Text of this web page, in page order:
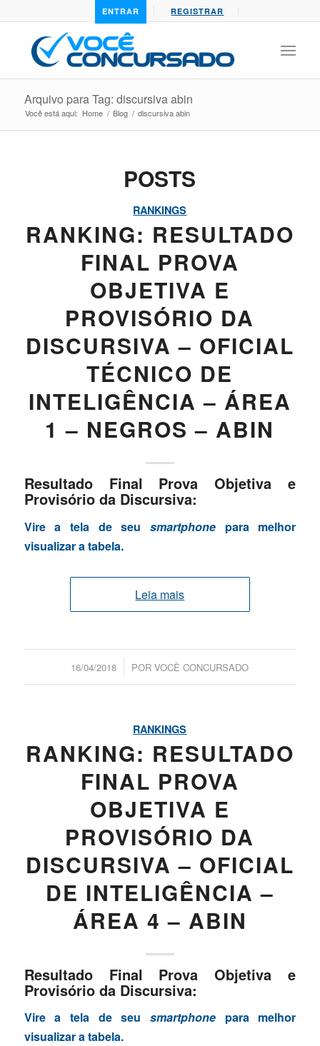
ENTRAR REGISTRAR
Arquivo para Tag: discursiva abin
Você está aqui: Home / Blog / discursiva abin
POSTS
RANKINGS
RANKING: RESULTADO
FINAL PROVA
OBJETIVA E
PROVISÓRIO DA
DISCURSIVA – OFICIAL
TÉCNICO DE
INTELIGÊNCIA – ÁREA
1 – NEGROS – ABIN
Resultado Final Prova Objetiva e
Provisório da Discursiva:
Vire a tela de seusmartphone para melhor
visualizar a tabela.
Leia mais
16/04/2018
/ PORVOCÊ CONCURSADO
RANKINGS
RANKING: RESULTADO
FINAL PROVA
OBJETIVA E
PROVISÓRIO DA
DISCURSIVA – OFICIAL
DE INTELIGÊNCIA –
ÁREA 4 – ABIN
Resultado Final Prova Objetiva e
Provisório da Discursiva:
Vire a tela de seusmartphone para melhor
visualizar a tabela.